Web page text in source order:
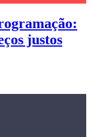
justos